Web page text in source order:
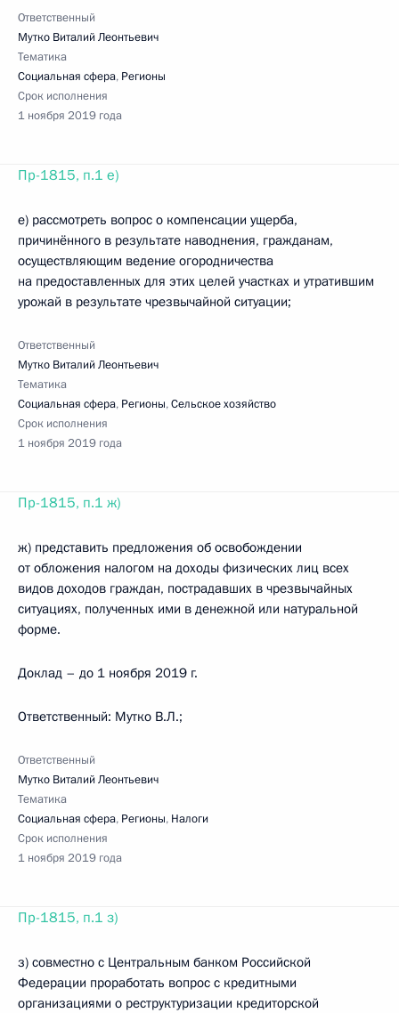
Ответственный
Мутко Виталий Леонтьевич
Тематика
Социальная сфера, Регионы
Срок исполнения
1 ноября 2019 года
Пр-1815, п.1 е)
е) рассмотреть вопрос о компенсации ущерба,
причинённого в результате наводнения, гражданам,
осуществляющим ведение огородничества
на предоставленных для этих целей участках и утратившим
урожай в результате чрезвычайной ситуации;
Ответственный
Мутко Виталий Леонтьевич
Тематика
Социальная сфера, Регионы,Сельское хозяйство
Срок исполнения
1 ноября 2019 года
Пр-1815, п.1 ж)
ж) представить предложения об освобождении
от обложения налогом на доходы физических лиц всех
видов доходов граждан, пострадавших в чрезвычайных
ситуациях, полученных ими в денежной или натуральной
форме.
Доклад – до 1 ноября 2019 г.
Ответственный: Мутко В.Л.;
Ответственный
Мутко Виталий Леонтьевич
Тематика
Социальная сфера, Регионы, Налоги
Срок исполнения
1 ноября 2019 года
Пр-1815, п.1 з)
з) совместно с Центральным банком Российской
Федерации проработать вопрос с кредитными
организациями о реструктуризации кредиторской